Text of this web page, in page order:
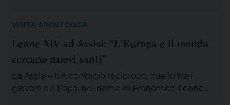
prende spazio, le certezze si incrinano e perfino
ciò che potrebbe salvarci appare minaccioso.
VISITA APOSTOLICA
Leone XIV ad Assisi: “L’Europa e il mondo
cercano nuovi santi”
da Assisi – Un contagio reciproco, quello tra i
giovani e il Papa, nel nome di Francesco. Leone